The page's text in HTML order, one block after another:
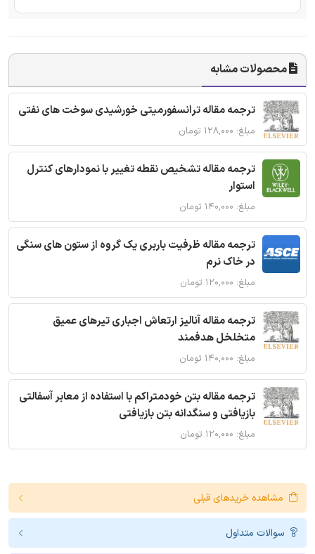
محصولات مشابه
ترجمه مقاله ترانسفورمیتی خورشیدی سوخت های نفتی
مبلغ: ۱۲۸,۰۰۰ تومان
ترجمه مقاله تشخیص نقطه تغییر با نمودارهای کنترل
استوار
مبلغ: ۱۴۰,۰۰۰ تومان
ترجمه مقاله ظرفیت باربری یک گروه از ستون های سنگی
در خاک نرم
مبلغ: ۱۲۰,۰۰۰ تومان
ترجمه مقاله آنالیز ارتعاش اجباری تیرهای عمیق
متخلخل هدفمند
مبلغ: ۱۴۰,۰۰۰ تومان
ترجمه مقاله بتن خودمتراکم با استفاده از معابر آسفالتی
بازیافتی و سنگدانه بتن بازیافتی
مبلغ: ۱۲۰,۰۰۰ تومان
مشاهده خریدهای قبلی
سوالات متداول